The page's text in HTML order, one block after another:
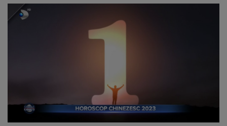
fanilor